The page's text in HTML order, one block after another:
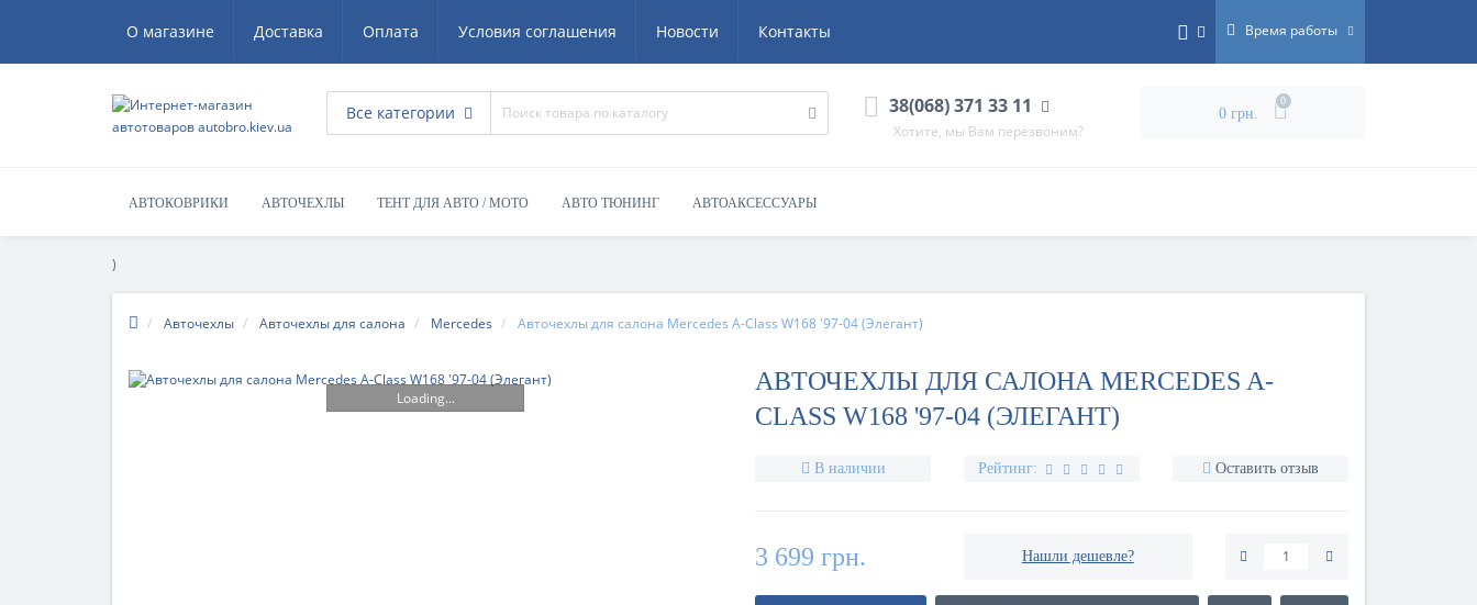
О магазине Доставка Оплата Условия соглашения Новости Контакты Время работы
Все категории 38(068) 371 33 11
Хотите, мы Вам перезвоним?
0 грн.
0
АВТОКОВРИКИ АВТОЧЕХЛЫ ТЕНТ ДЛЯ АВТО / МОТО АВТО ТЮНИНГ АВТОАКСЕССУАРЫ
)
Авточехлы Авточехлы для салона Mercedes Авточехлы для салона Mercedes A-Class W168 '97-04 (Элегант)
Loading...
АВТОЧЕХЛЫ ДЛЯ САЛОНА MERCEDES A-
CLASS W168 '97-04 (ЭЛЕГАНТ)
В наличии Рейтинг: Оставить отзыв
3 699 грн. Нашли дешевле?